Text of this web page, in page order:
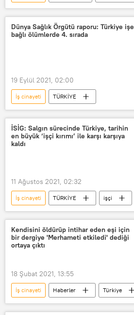
Ölüm
iş makinesi
Yüksek Hızlı Tren (YHT)
Dünya Sağlık Örgütü raporu: Türkiye işe
bağlı ölümlerde 4. sırada
19 Eylül 2021, 02:00
İş cinayeti
TÜRKİYE
Dünya Sağlık Örgütü (DSÖ)
İSİG: Salgın sürecinde Türkiye, tarihin
en büyük ‘işçi kırımı’ ile karşı karşıya
kaldı
11 Ağustos 2021, 02:32
İş cinayeti TÜRKİYE
işçi
iş
tarım işçisi Türkiye
Kendisini öldürüp intihar eden eşi için
bir dergiye 'Merhameti etkiledi' dediği
ortaya çıktı
18 Şubat 2021, 13:55
İş cinayeti Haberler
Türkiye
DÜNYA
YAŞAM
Antalya